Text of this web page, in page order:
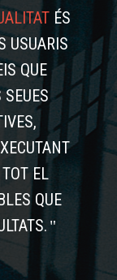
ÉS
USUARIS
QUE
EL
QUE